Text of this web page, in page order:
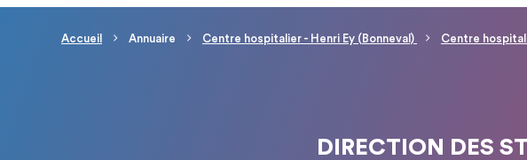
Fil d'Ariane
Accueil Annuaire Centre hospitalier - Henri Ey (Bonneval) Centre
DIRECTION DES